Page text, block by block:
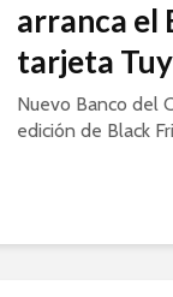
arranca el
tarjeta
Nuevo Banco del
edición de Black